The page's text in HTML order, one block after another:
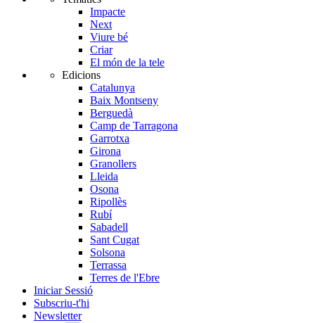
Impacte
Next
Viure bé
Criar
El món de la tele
Edicions
Catalunya
Baix Montseny
Berguedà
Camp de Tarragona
Garrotxa
Girona
Granollers
Lleida
Osona
Ripollès
Rubí
Sabadell
Sant Cugat
Solsona
Terrassa
Terres de l'Ebre
Iniciar Sessió
Subscriu-t'hi
Newsletter